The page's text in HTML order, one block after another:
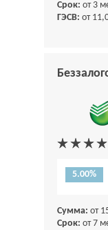
Срок: от 3
ГЭСВ: от
5.00%
Сумма: от
Срок: от 7